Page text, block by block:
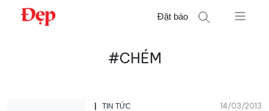
Chuyển
Đặt báo
#CHÉM
TIN TỨC 14/03/2013